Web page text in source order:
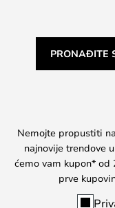
PRONAĐITE
Nemojte propustiti
najnovije trendove
ćemo vam kupon*
prve